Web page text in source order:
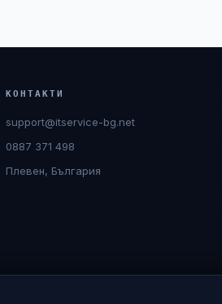
КОНТАКТИ
support@itservice-bg.net
0887 371 498
Плевен, България